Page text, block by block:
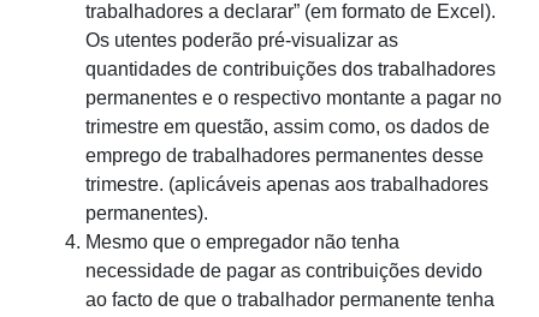
trabalhadores a declarar” (em formato de Excel).
Os utentes poderão pré-visualizar as
quantidades de contribuições dos trabalhadores
permanentes e o respectivo montante a pagar no
trimestre em questão, assim como, os dados de
emprego de trabalhadores permanentes desse
trimestre. (aplicáveis apenas aos trabalhadores
permanentes).
Mesmo que o empregador não tenha
necessidade de pagar as contribuições devido
ao facto de que o trabalhador permanente tenha